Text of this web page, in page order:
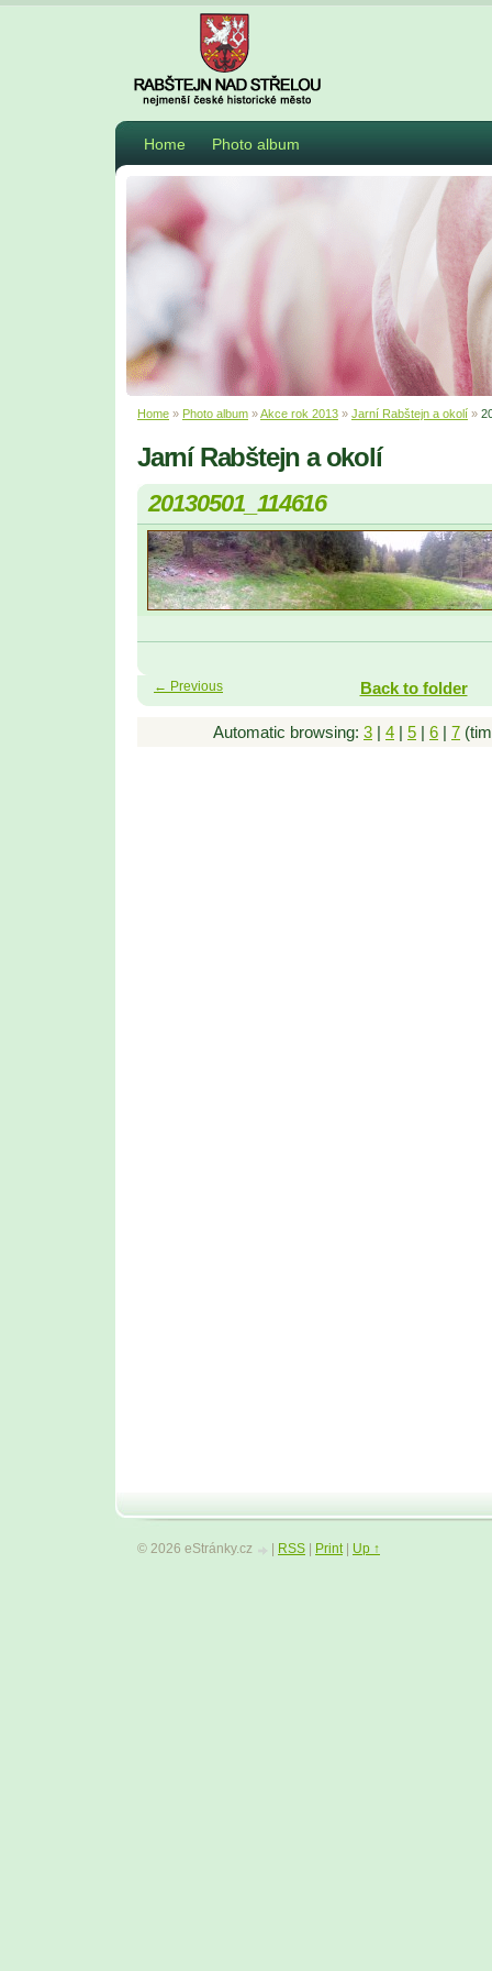
Home Photo album
Home » Photo album »Akce rok 2013 » Jarní Rabštejn a okolí »
Jarní Rabštejn a okolí
20130501_114616
← Previous Back to folder
Automatic browsing: 3 | 4 | 5 | 6 | 7
© 2026 eStránky.cz RSS Print| Up ↑